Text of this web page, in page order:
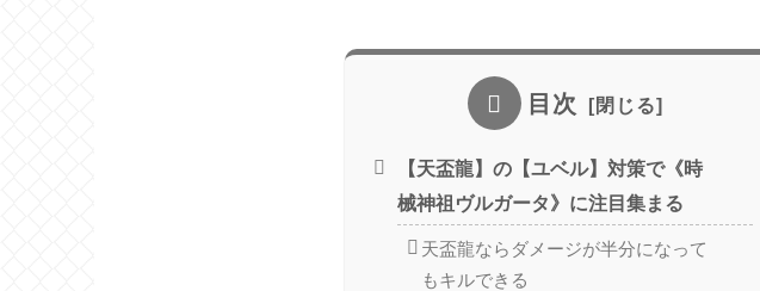
目次
【天盃龍】の【ユベル】対策で《時
械神祖ヴルガータ》に注目集まる
天盃龍ならダメージが半分になって
もキルできる